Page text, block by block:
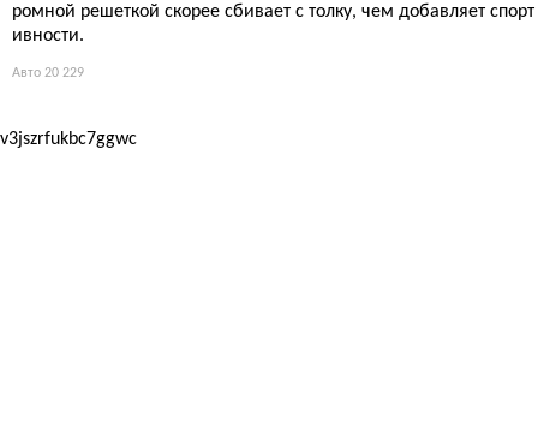
ромной решеткой скорее сбивает с толку, чем добавляет спорт
ивности.
Авто 20 229
v3jszrfukbc7ggwc